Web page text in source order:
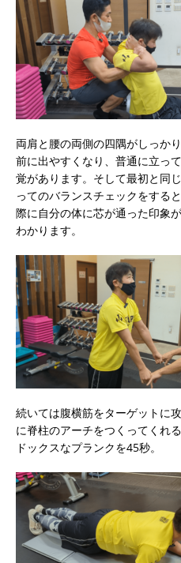
両肩と腰の両側の四隅がしっか
前に出やすくなり、普通に立っ
覚があります。そして最初と同
ってのバランスチェックをする
際に自分の体に芯が通った印象
わかります。
続いては腹横筋をターゲットに
に脊柱のアーチをつくってくれ
ドックスなプランクを45秒。